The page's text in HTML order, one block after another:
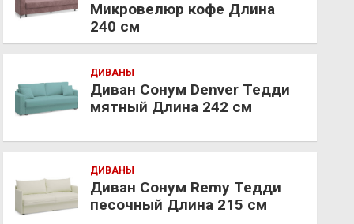
Микровелюр кофе Длина
240 см
ДИВАНЫ
Диван Сонум Denver Тедди
мятный Длина 242 см
ДИВАНЫ
Диван Сонум Remy Тедди
песочный Длина 215 см